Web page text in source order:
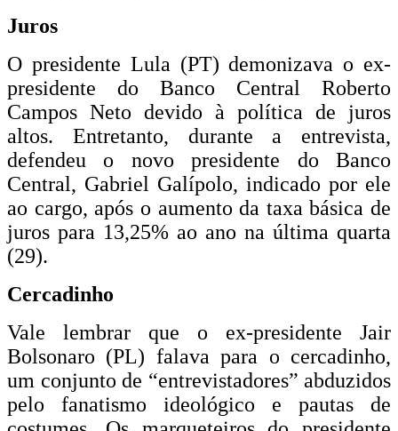
Juros
O presidente Lula (PT) demonizava o ex-
presidente do Banco Central Roberto
Campos Neto devido à política de juros
altos. Entretanto, durante a entrevista,
defendeu o novo presidente do Banco
Central, Gabriel Galípolo, indicado por ele
ao cargo, após o aumento da taxa básica de
juros para 13,25% ao ano na última quarta
(29).
Cercadinho
Vale lembrar que o ex-presidente Jair
Bolsonaro (PL) falava para o cercadinho,
um conjunto de “entrevistadores” abduzidos
pelo fanatismo ideológico e pautas de